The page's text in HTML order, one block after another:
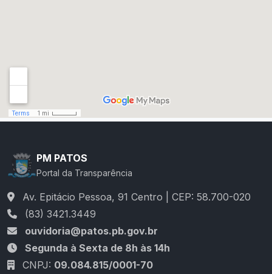
PM PATOS
Portal da Transparência
Av. Epitácio Pessoa, 91 Centro | CEP: 58.700-020
(83) 3421.3449
ouvidoria@patos.pb.gov.br
Segunda à Sexta de 8h às 14h
CNPJ: 09.084.815/0001-70